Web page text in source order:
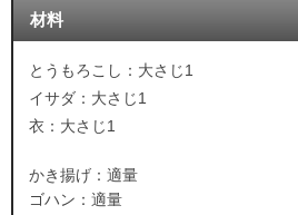
材料
とうもろこし：大さじ1
イサダ：大さじ1
衣：大さじ1
かき揚げ：適量
ゴハン：適量